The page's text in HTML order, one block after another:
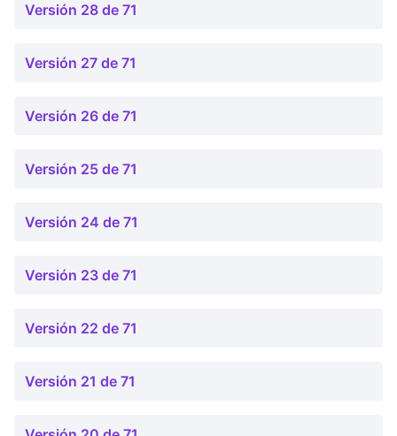
Versión 28 de 71
Versión 27 de 71
Versión 26 de 71
Versión 25 de 71
Versión 24 de 71
Versión 23 de 71
Versión 22 de 71
Versión 21 de 71